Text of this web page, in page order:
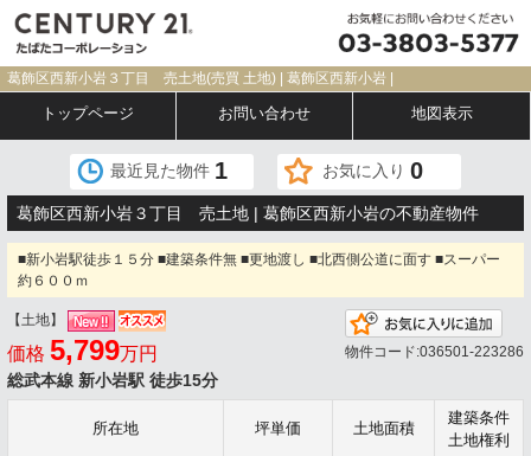
葛飾区西新小岩３丁目 売土地(売買 土地) | 葛飾区西新小岩 |
トップページ お問い合わせ 地図表示
最近見た物件 1 お気に入り 0
葛飾区西新小岩３丁目 売土地 | 葛飾区西新小岩の不動産物件
■新小岩駅徒歩１５分 ■建築条件無 ■更地渡し ■北西側公道に面す ■スーパー
約６００ｍ
【土地】
価格 5,799万円
総武本線 新小岩駅 徒歩15分
物件コード:036501-223286
所在地 坪単価 土地面積
建築条件
土地権利